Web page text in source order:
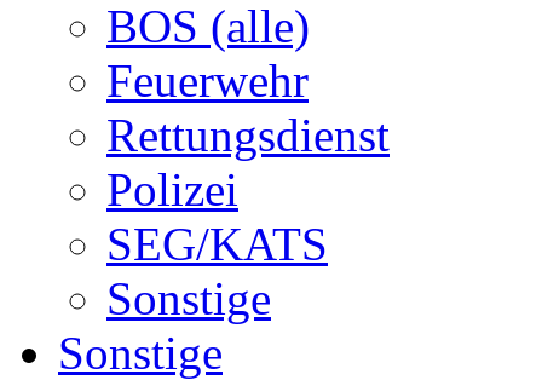
BOS (alle)
Feuerwehr
Rettungsdienst
Polizei
SEG/KATS
Sonstige
Sonstige